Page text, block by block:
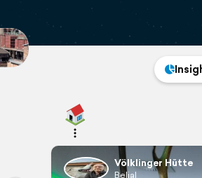
Völklinger Hütte
Belial